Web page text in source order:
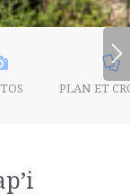
PLAN ET